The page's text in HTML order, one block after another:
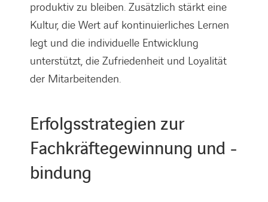
produktiv zu bleiben. Zusätzlich stärkt eine
Kultur, die Wert auf kontinuierliches Lernen
legt und die individuelle Entwicklung
unterstützt, die Zufriedenheit und Loyalität
der Mitarbeitenden.
Erfolgsstrategien zur
Fachkräftegewinnung und -
bindung